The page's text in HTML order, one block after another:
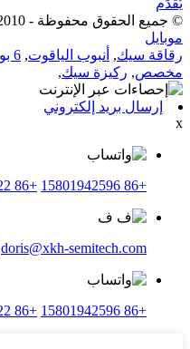
يُقدِّم
© جميع الحقوق محفوظة - 2010-2025.
موبايل
رقاقة سيك, أنبوب الياقوت, 6 بوصة
مخصص, ركيزة سيك,
إرسال بريد إلكتروني
x
+86 15801942596
+86 18701756522
doris@xkh-semitech.com
+86 15801942596
+86 18701756522